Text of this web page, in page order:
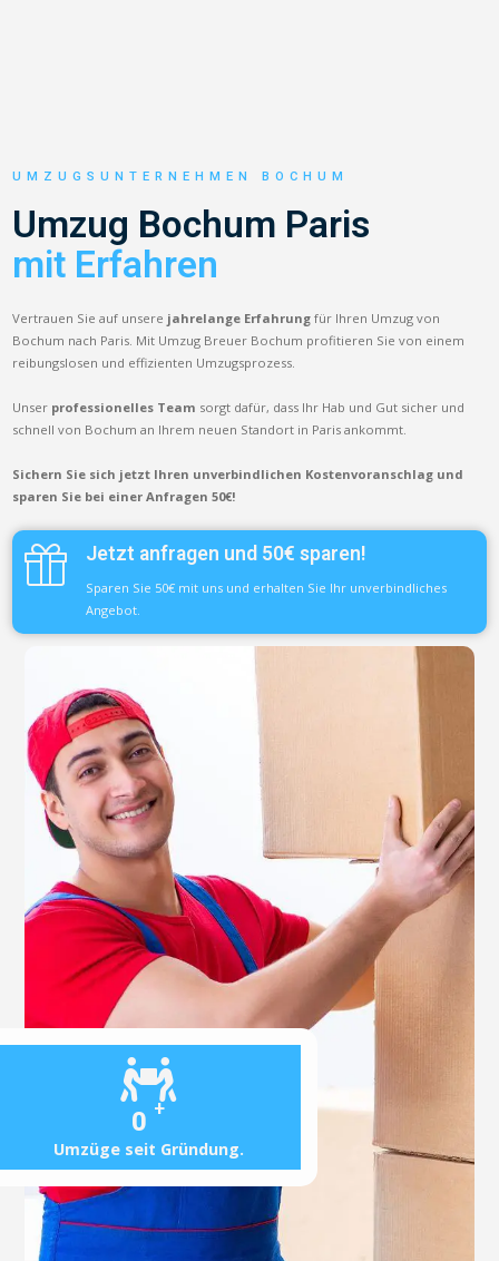
0 +
Umzüge seit Gründung.
UMZUGSUNTERNEHMEN BOCHUM
Umzug Bochum Paris
mit Erfahren
Vertrauen Sie auf unsere jahrelange Erfahrung für Ihren Umzug von
Bochum nach Paris. Mit Umzug Breuer Bochum profitieren Sie von einem
reibungslosen und effizienten Umzugsprozess.
Unser professionelles Team sorgt dafür, dass Ihr Hab und Gut sicher und
schnell von Bochum an Ihrem neuen Standort in Paris ankommt.
Sichern Sie sich jetzt Ihren unverbindlichen Kostenvoranschlag und
sparen Sie bei einer Anfragen 50€!
Jetzt anfragen und 50€ sparen!
Sparen Sie 50€ mit uns und erhalten Sie Ihr unverbindliches
Angebot.